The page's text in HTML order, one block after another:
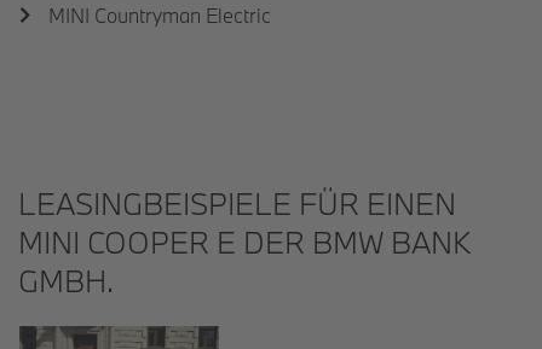
MINI Countryman Electric
LEASINGBEISPIELE FÜR EINEN
MINI COOPER E DER BMW BANK
GMBH.